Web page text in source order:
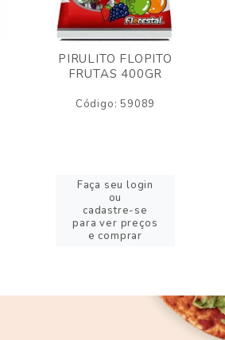
PIRULITO FLOPITO
FRUTAS 400GR
Código: 59089
Faça seu login
ou
cadastre-se
para ver preços
e comprar